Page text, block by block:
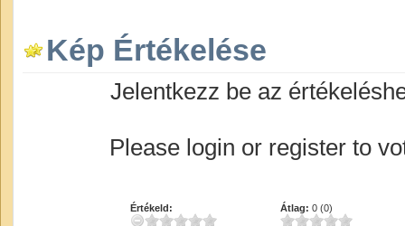
Kép Értékelése
Jelentkezz be az
Please login or register to
Értékeld: Átlag: 0 (0)